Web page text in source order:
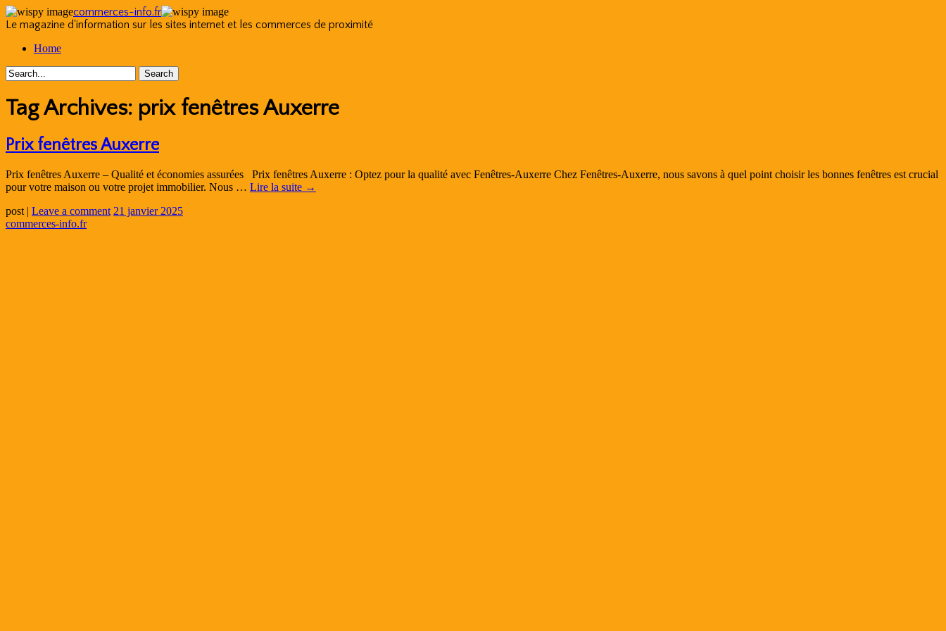
commerces-info.fr
Le magazine d'information sur les sites internet et les commerces de proximité
Skip
content
Home
Tag Archives: prix fenêtres Auxerre
Prix fenêtres Auxerre
Prix fenêtres Auxerre – Qualité et économies assurées Prix fenêtres Auxerre : Optez pour la qualité avec Fenêtres-Auxerre Chez Fenêtres-Auxerre, nous savons à quel point choisir les bonnes fenêtres est crucial
pour votre maison ou votre projet immobilier. Nous … Lire la suite →
post | Leave a comment 21 janvier 2025
commerces-info.fr